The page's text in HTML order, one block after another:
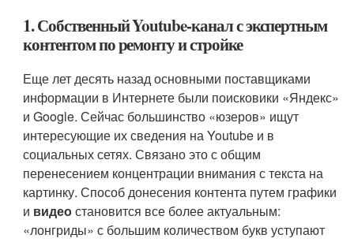
1. Собственный Youtube-канал с экспертным
контентом по ремонту и стройке
Еще лет десять назад основными поставщиками
информации в Интернете были поисковики «Яндекс»
и Google. Сейчас большинство «юзеров» ищут
интересующие их сведения на Youtube и в
социальных сетях. Связано это с общим
перенесением концентрации внимания с текста на
картинку. Способ донесения контента путем графики
и видеостановится все более актуальным:
«лонгриды» с большим количеством букв уступают